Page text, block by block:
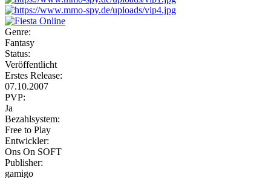
Genre:
Fantasy
Status:
Veröffentlicht
Erstes Release:
07.10.2007
PVP:
Ja
Bezahlsystem:
Free to Play
Entwickler:
Ons On SOFT
Publisher:
gamigo